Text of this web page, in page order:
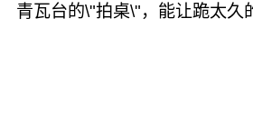
青瓦台的\"拍桌\"，能让跪太久